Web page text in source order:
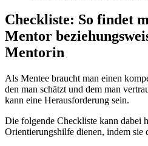
Checkliste: So findet
Mentor
Mentorin
Als Mentee braucht man einen
den man schätzt und dem man
kann eine Herausforderung sein.
Die folgende Checkliste kann dabei
Orientierungshilfe dienen, indem sie